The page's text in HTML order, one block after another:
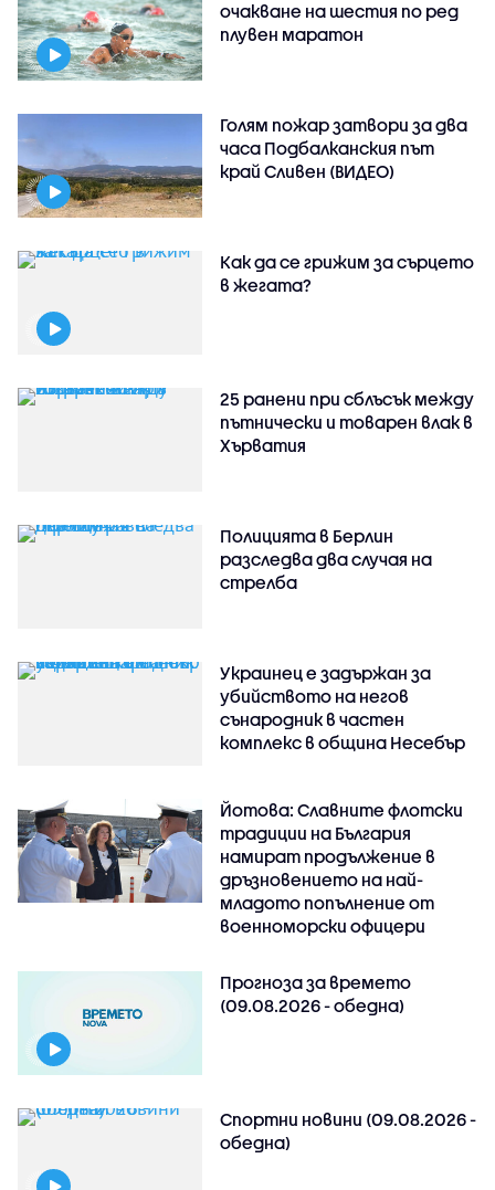
очакване на шестия по ред
плувен маратон
Голям пожар затвори за два
часа Подбалканския път
край Сливен (ВИДЕО)
Как да се грижим за сърцето
в жегата?
25 ранени при сблъсък между
пътнически и товарен влак в
Хърватия
Полицията в Берлин
разследва два случая на
стрелба
Украинец е задържан за
убийството на негов
сънародник в частен
комплекс в община Несебър
Йотова: Славните флотски
традиции на България
намират продължение в
дръзновението на най-
младото попълнение от
военноморски офицери
Прогноза за времето
(09.08.2026 - обедна)
Спортни новини (09.08.2026 -
обедна)